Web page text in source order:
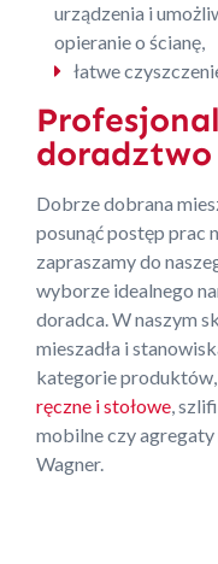
urządzenia i
opieranie o ścianę,
łatwe
doradztwo
Dobrze dobrana
posunąć postęp prac
zapraszamy do
wyborze idealnego
doradca. W naszym
mieszadła i
kategorie
ręczne i stołowe,
mobilne czy
Wagner.